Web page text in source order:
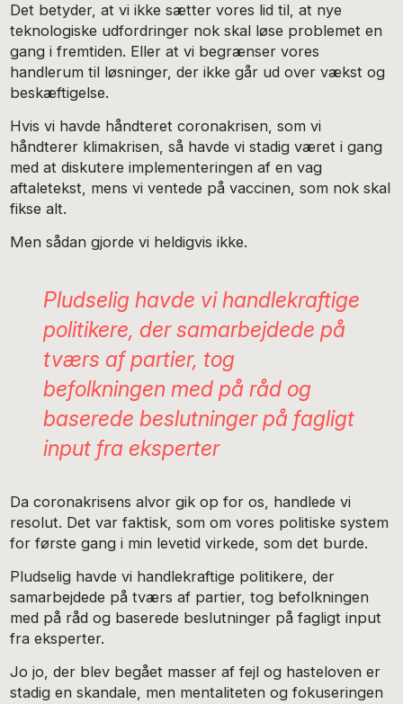
Det betyder, at vi ikke sætter vores lid til, at nye
teknologiske udfordringer nok skal løse problemet en
gang i fremtiden. Eller at vi begrænser vores
handlerum til løsninger, der ikke går ud over vækst og
beskæftigelse.
Hvis vi havde håndteret coronakrisen, som vi
håndterer klimakrisen, så havde vi stadig været i gang
med at diskutere implementeringen af en vag
aftaletekst, mens vi ventede på vaccinen, som nok skal
fikse alt.
Men sådan gjorde vi heldigvis ikke.
Pludselig havde vi handlekraftige
politikere, der samarbejdede på
tværs af partier, tog
befolkningen med på råd og
baserede beslutninger på fagligt
input fra eksperter
Da coronakrisens alvor gik op for os, handlede vi
resolut. Det var faktisk, som om vores politiske system
for første gang i min levetid virkede, som det burde.
Pludselig havde vi handlekraftige politikere, der
samarbejdede på tværs af partier, tog befolkningen
med på råd og baserede beslutninger på fagligt input
fra eksperter.
Jo jo, der blev begået masser af fejl og hasteloven er
stadig en skandale, men mentaliteten og fokuseringen